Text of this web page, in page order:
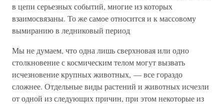
в цепи серьезных событий, многие из которых
взаимосвязаны. То же самое относится и к массовому
вымиранию в ледниковый период
Мы не думаем, что одна лишь сверхновая или одно
столкновение с космическим телом могут вызвать
исчезновение крупных животных, — все гораздо
сложнее. Отдельные виды растений и животных исчезли
от одной из следующих причин, при этом некоторые из